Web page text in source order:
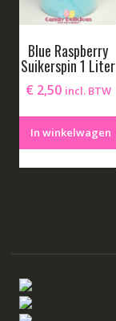
Blue Raspberry
Suikerspin 1 Liter
€ 2,50 incl. BTW
In winkelwagen